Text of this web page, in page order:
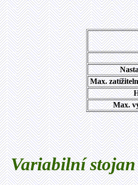
Max.
Max.
Variabilní stojan